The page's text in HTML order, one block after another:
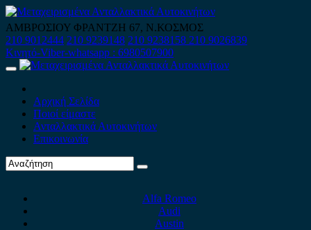
Skip
to
content
ΑΜΒΡΟΣΙΟΥ ΦΡΑΝΤΖΗ 67, Ν.ΚΟΣΜΟΣ
210 9012444 210 9239148 210 9238158 210 9026839
Κινητό-Viber-whatsapp : 6980507900
Primary
Αρχική Σελίδα
Ποιοί είμαστε
Ανταλλακτικά Αυτοκινήτων
Επικοινωνία
Alfa Romeo
Audi
Austin